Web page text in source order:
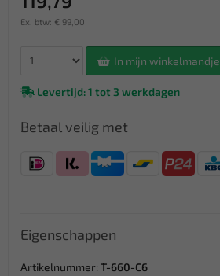
Ex. btw: € 99,00
In mijn winkelmandje
Levertijd: 1 tot 3 werkdagen
Betaal veilig met
Eigenschappen
Artikelnummer: T-660-C6